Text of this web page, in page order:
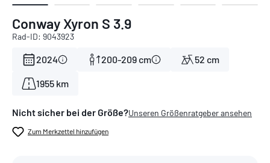
Conway Xyron S 3.9
Rad-ID: 9043923
2024 200-209 cm 52 cm
1955 km
Nicht sicher bei der Größe?Unseren Größenratgeber ansehen
Zum Merkzettel hinzufügen